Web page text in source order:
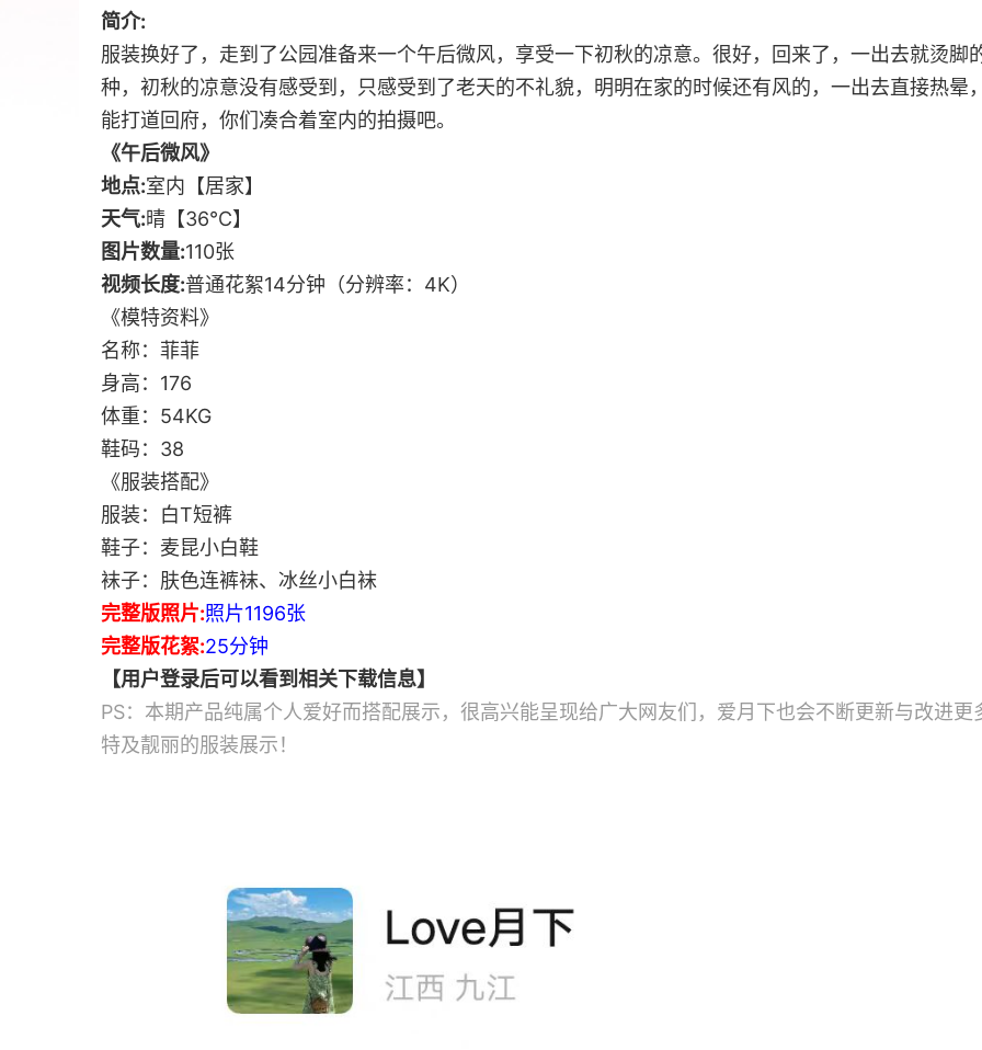
简介:
服装换好了，走到了公园准备来一个午后微风，享受一下初秋的凉意。很好，回来了，一出去就烫脚
种，初秋的凉意没有感受到，只感受到了老天的不礼貌，明明在家的时候还有风的，一出去直接热晕
能打道回府，你们凑合着室内的拍摄吧。
《午后微风》
地点:室内【居家】
天气:晴【36℃】
图片数量:110张
视频长度:普通花絮14分钟（分辨率：4K）
《模特资料》
名称：菲菲
身高：176
体重：54KG
鞋码：38
《服装搭配》
服装：白T短裤
鞋子：麦昆小白鞋
袜子：肤色连裤袜、冰丝小白袜
完整版照片:照片1196张
完整版花絮:25分钟
【用户登录后可以看到相关下载信息】
PS：本期产品纯属个人爱好而搭配展示，很高兴能呈现给广大网友们，爱月下也会不断更新与改进更
特及靓丽的服装展示！